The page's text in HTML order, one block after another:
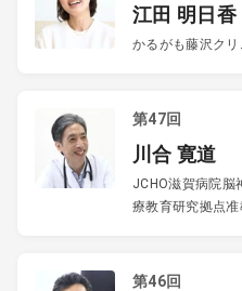
江田 明日香
かるがも藤沢ク
第47回
川合 寛道
JCHO滋賀病院脳
療教育研究拠点准
第46回